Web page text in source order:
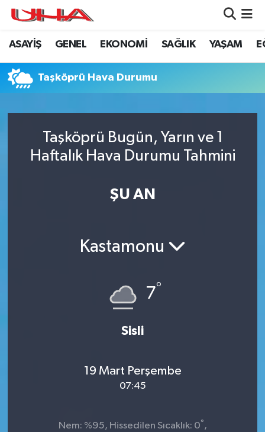
ASAYİŞ GENEL EKONOMİ SAĞLIK YAŞAM
Taşköprü Hava Durumu
Taşköprü Bugün, Yarın ve 1
Haftalık Hava Durumu Tahmini
ŞU AN
Kastamonu
7°
Sisli
19 Mart Perşembe
07:45
Nem: %95, Hissedilen Sıcaklık: 0° ,
ASAYİŞ
GÜNDEM
YAŞAM
BİLİM VE TEKNOLOJİ
Nöbetçi Eczaneler
Hava Durumu
Trafik Durumu